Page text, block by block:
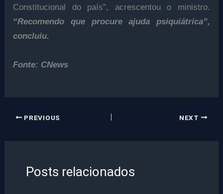
Constitucional do país”, acrescentou o ministro.
“Recomendo que procure ajuda psiquiátrica”,
concluiu.
Fonte: CNews
PREVIOUS NEXT
Posts relacionados